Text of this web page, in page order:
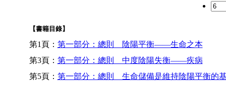
【書籍目錄】
第1頁： 第一部分：總則 陰陽平衡——生命之本
第3頁： 第一部分：總則 中度陰陽失衡——疾病
第5頁： 第一部分：總則 生命儲備是維持陰陽平衡的